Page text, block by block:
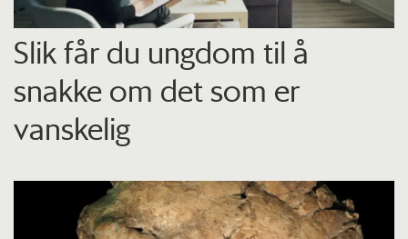
Slik får du ungdom til å
snakke om det som er
vanskelig